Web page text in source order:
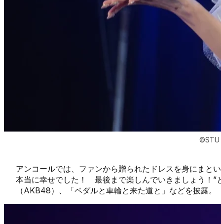
©STU
アンコールでは、ファンから贈られたドレスを身にまと
本当に幸せでした！ 最後まで楽しんでいきましょう！”
（AKB48）、「ペダルと車輪と来た道と」などを披露。